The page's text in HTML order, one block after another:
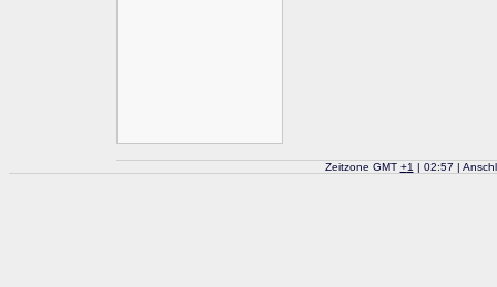
Zeitzone GMT +1 | 02:57 |